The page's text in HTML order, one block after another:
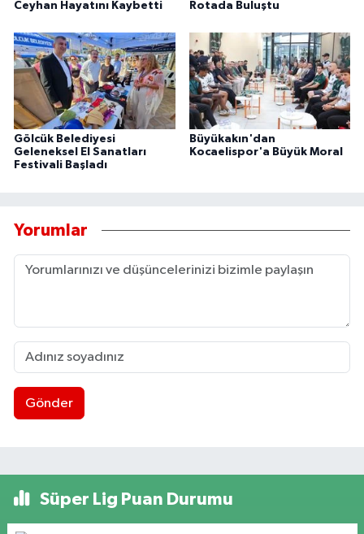
Ceyhan Hayatını Kaybetti
Rotada Buluştu
Gölcük Belediyesi
Geleneksel El Sanatları
Festivali Başladı
Büyükakın'dan
Kocaelispor'a Büyük Moral
Yorumlar
Gönder
Süper Lig Puan Durumu